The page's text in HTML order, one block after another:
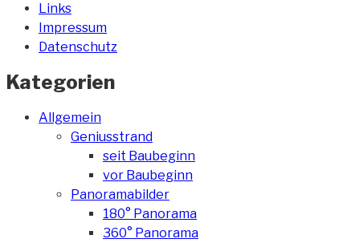
Links
Impressum
Datenschutz
Kategorien
Allgemein
Geniusstrand
seit Baubeginn
vor Baubeginn
Panoramabilder
180° Panorama
360° Panorama